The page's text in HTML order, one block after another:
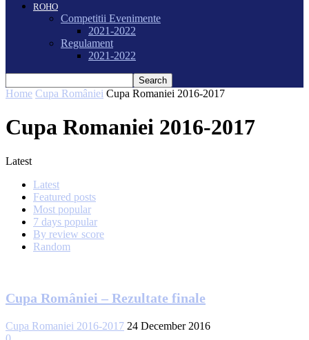
ROHO
Competitii Evenimente
2021-2022
Regulament
2021-2022
Home Cupa României Cupa Romaniei 2016-2017
Cupa Romaniei 2016-2017
Latest
Latest
Featured posts
Most popular
7 days popular
By review score
Random
Cupa României – Rezultate finale
Cupa Romaniei 2016-2017 24 December 2016